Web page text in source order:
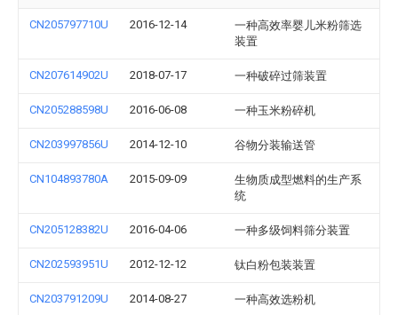
CN205797710U 2016-12-14
一种高效率婴儿米粉筛选
装置
CN207614902U 2018-07-17 一种破碎过筛装置
CN205288598U 2016-06-08 一种玉米粉碎机
CN203997856U 2014-12-10 谷物分装输送管
CN104893780A 2015-09-09
生物质成型燃料的生产系
统
CN205128382U 2016-04-06 一种多级饲料筛分装置
CN202593951U 2012-12-12 钛白粉包装装置
CN203791209U 2014-08-27 一种高效选粉机